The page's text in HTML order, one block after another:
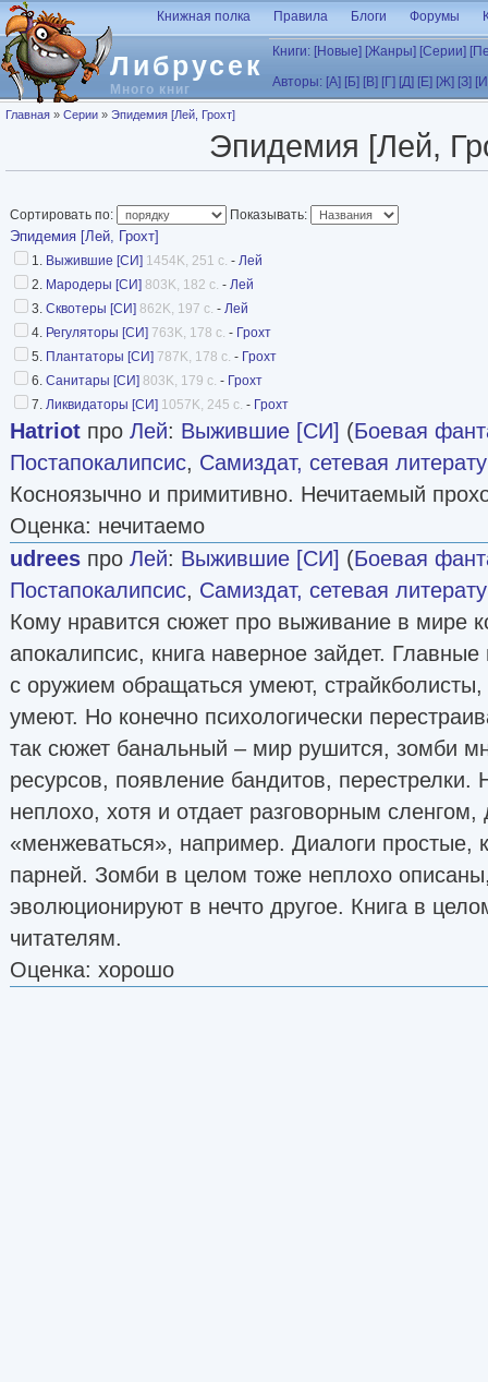
Перейти к основному содержанию
Либрусек
Много книг
Книжная полка Правила Блоги Форумы
Книги: [Новые] [Жанры] [Серии]
Авторы: [А] [Б] [В] [Г] [Д] [Е] [Ж] [З]
Вы здесь
Главная » Серии » Эпидемия [Лей, Грохт]
Эпидемия [Лей,
Сортировать по: Показывать:
Эпидемия [Лей, Грохт]
1. Выжившие [СИ] 1454K, 251 с. - Лей
2. Мародеры [СИ] 803K, 182 с. - Лей
3. Сквотеры [СИ] 862K, 197 с. - Лей
4. Регуляторы [СИ] 763K, 178 с. - Грохт
5. Плантаторы [СИ] 787K, 178 с. - Грохт
6. Санитары [СИ] 803K, 179 с. - Грохт
7. Ликвидаторы [СИ] 1057K, 245 с. - Грохт
Hatriot про Лей: Выжившие [СИ] (Боевая
Постапокалипсис, Самиздат, сетевая
Косноязычно и примитивно. Нечитаемый
Оценка: нечитаемо
udrees про Лей: Выжившие [СИ] (Боевая
Постапокалипсис, Самиздат, сетевая
Кому нравится сюжет про выживание в мире
апокалипсис, книга наверное зайдет.
с оружием обращаться умеют,
умеют. Но конечно психологически
так сюжет банальный – мир рушится, зомби
ресурсов, появление бандитов, перестрелки.
неплохо, хотя и отдает разговорным
«менжеваться», например. Диалоги простые,
парней. Зомби в целом тоже неплохо
эволюционируют в нечто другое. Книга в
читателям.
Оценка: хорошо